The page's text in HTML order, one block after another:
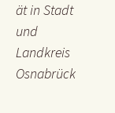
ät in Stadt
und
Landkreis
Osnabrück